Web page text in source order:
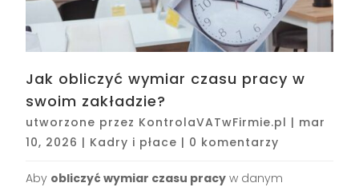
Jak obliczyć wymiar czasu pracy w
swoim zakładzie?
utworzone przez KontrolaVATwFirmie.pl | mar
10, 2026 | Kadry i płace | 0 komentarzy
Aby obliczyć wymiar czasu pracy w danym